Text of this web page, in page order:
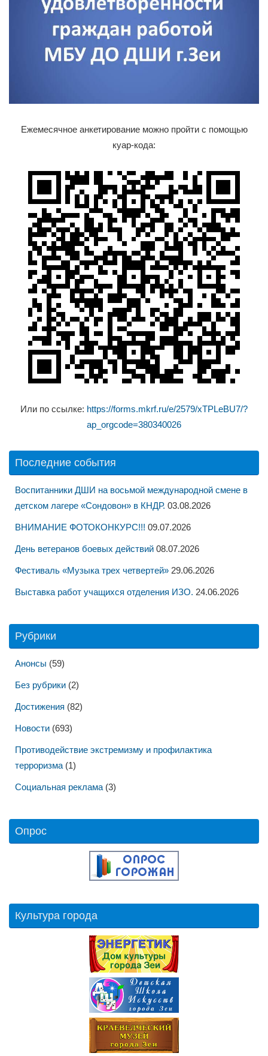
Ежемесячное анкетирование можно пройти с помощью
куар-кода:
Или по ссылке: https://forms.mkrf.ru/e/2579/xTPLeBU7/?
ap_orgcode=380340026
Последние события
Воспитанники ДШИ на восьмой международной смене в
детском лагере «Сондовон» в КНДР. 03.08.2026
ВНИМАНИЕ ФОТОКОНКУРС!!! 09.07.2026
День ветеранов боевых действий 08.07.2026
Фестиваль «Музыка трех четвертей» 29.06.2026
Выставка работ учащихся отделения ИЗО. 24.06.2026
Рубрики
Анонсы (59)
Без рубрики (2)
Достижения (82)
Новости (693)
Противодействие экстремизму и профилактика
терроризма (1)
Социальная реклама (3)
Опрос
Культура города